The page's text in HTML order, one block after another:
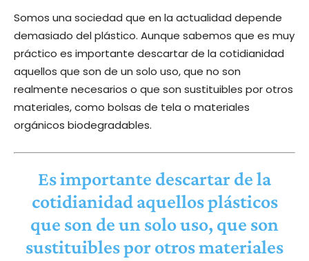
Somos una sociedad que en la actualidad depende
demasiado del plástico. Aunque sabemos que es muy
práctico es importante descartar de la cotidianidad
aquellos que son de un solo uso, que no son
realmente necesarios o que son sustituibles por otros
materiales, como bolsas de tela o materiales
orgánicos biodegradables.
Es importante descartar de la
cotidianidad aquellos plásticos
que son de un solo uso, que son
sustituibles por otros materiales